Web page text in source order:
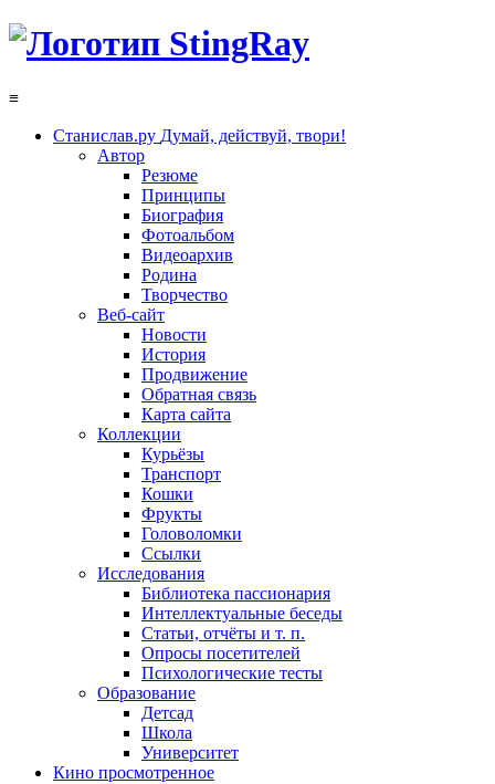
≡
Станислав.ру Думай, действуй, твори!
Автор
Резюме
Принципы
Биография
Фотоальбом
Видеоархив
Родина
Творчество
Веб-сайт
Новости
История
Продвижение
Обратная связь
Карта сайта
Коллекции
Курьёзы
Транспорт
Кошки
Фрукты
Головоломки
Ссылки
Исследования
Библиотека пассионария
Интеллектуальные беседы
Статьи, отчёты и т. п.
Опросы посетителей
Психологические тесты
Образование
Детсад
Школа
Университет
Кино просмотренное